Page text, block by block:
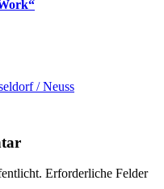
/ Neuss
Erforderliche Felder